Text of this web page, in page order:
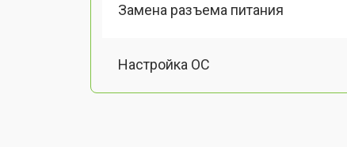
Замена разъема питания
Настройка ОС